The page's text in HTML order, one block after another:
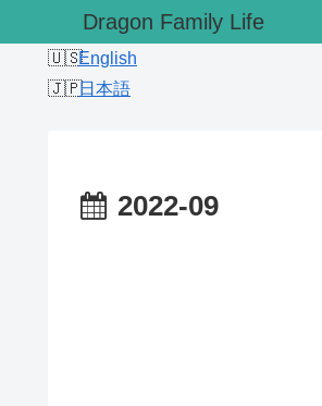
Dragon Family Life
English
日本語
2022-09